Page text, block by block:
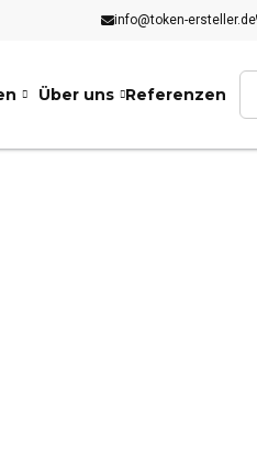
info@token-ersteller.de
Über uns Referenzen